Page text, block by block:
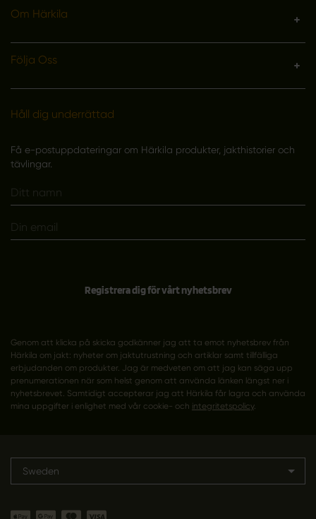
Om Härkila
Följa Oss
Håll dig underrättad
Få e-postuppdateringar om Härkila produkter, jakthistorier och
tävlingar.
Registrera dig för vårt nyhetsbrev
Genom att klicka på skicka godkänner jag att ta emot nyhetsbrev från
Härkila om jakt: nyheter om jaktutrustning och artiklar samt tillfälliga
erbjudanden om produkter. Jag är medveten om att jag kan säga upp
prenumerationen när som helst genom att använda länken längst ner i
nyhetsbrevet. Samtidigt accepterar jag att Härkila får lagra och använda
mina uppgifter i enlighet med vår cookie- och integritetspolicy.
Sweden